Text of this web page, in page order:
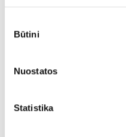
pasirinkimas
Būtini
Nuostatos
Statistika
Gliukozės toleravimo
yra vienas
nustatyti gliukozės
Ankstyva diagnostika
koreguoti gyvenimo